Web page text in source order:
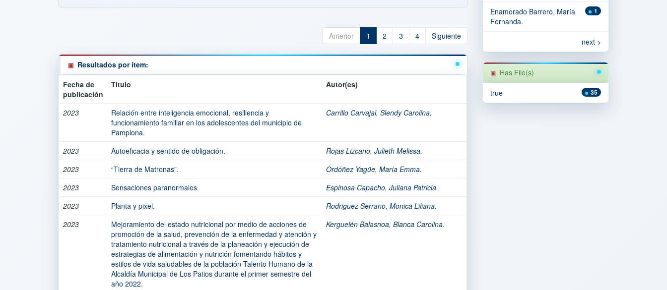
Anterior 1 2 3 4 Siguiente
Resultados por ítem:
Fecha de
publicación
Título Autor(es)
2023
Relación entre inteligencia emocional, resiliencia y
funcionamiento familiar en los adolescentes del municipio de
Pamplona.
Carrillo Carvajal, Slendy Carolina.
2023 Autoeficacia y sentido de obligación.
Rojas Lizcano, Julieth Melissa.
2023
“Tierra de Matronas”.
Ordóñez Yagüe, María Emma.
2023
Sensaciones paranormales.
Espinosa Capacho, Juliana Patricia.
2023
Planta y pixel.
Rodriguez Serrano, Monica Liliana.
2023
Mejoramiento del estado nutricional por medio de acciones de
promoción de la salud, prevención de la enfermedad y atención y
tratamiento nutricional a través de la planeación y ejecución de
estrategias de alimentación y nutrición fomentando hábitos y
estilos de vida saludables de la población Talento Humano de la
Alcaldía Municipal de Los Patios durante el primer semestre del
año 2022.
Kerguelén Balasnoa, Blanca Carolina.
1
Enamorado Barrero, María
Fernanda.
next >
Has File(s)
35
true